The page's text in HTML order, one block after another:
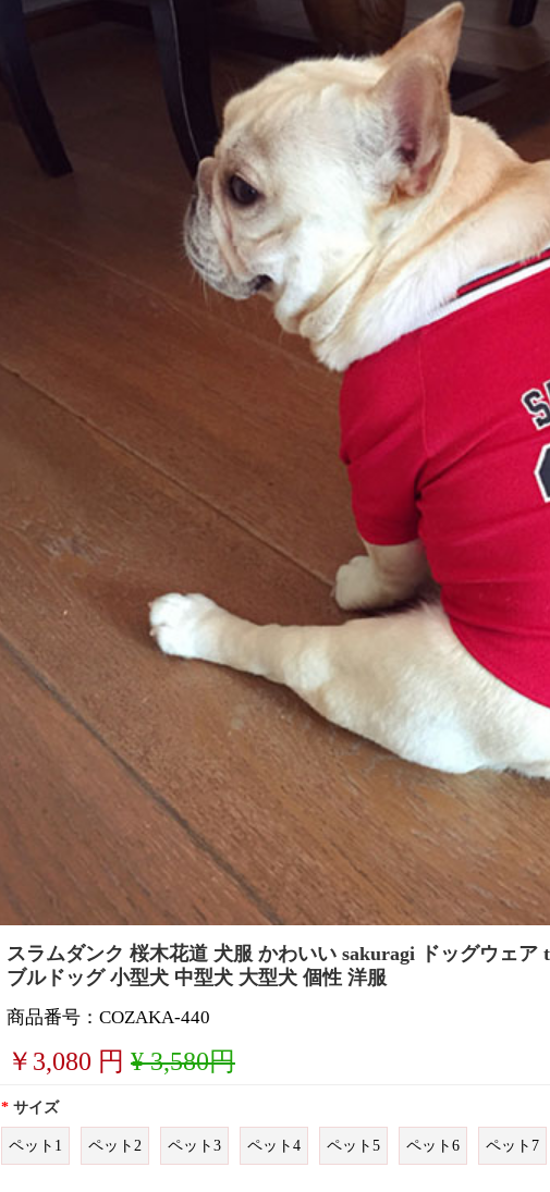
スラムダンク 桜木花道 犬服 かわいい sakuragi ドッグウェア
ブルドッグ 小型犬 中型犬 大型犬 個性 洋服
商品番号：COZAKA-440
￥ 3,080 円 ¥ 3,580円
* サイズ
ペット1 ペット2 ペット3 ペット4 ペット5 ペット6 ペット7